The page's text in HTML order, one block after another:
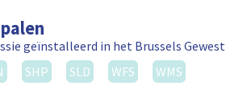
geïnstalleerd in het Brussels Gewest
SHP SLD WFS WMS